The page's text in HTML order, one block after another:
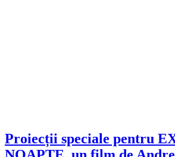
Proiecții speciale pentru